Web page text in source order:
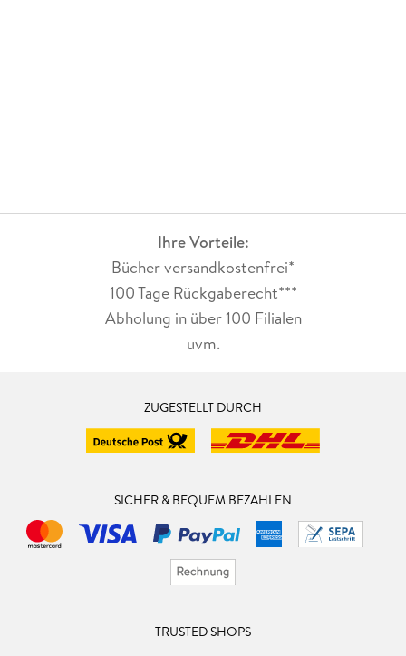
Ihre Vorteile:
Bücher versandkostenfrei*
100 Tage Rückgaberecht***
Abholung in über 100 Filialen
uvm.
ZUGESTELLT DURCH
SICHER & BEQUEM BEZAHLEN
TRUSTED SHOPS